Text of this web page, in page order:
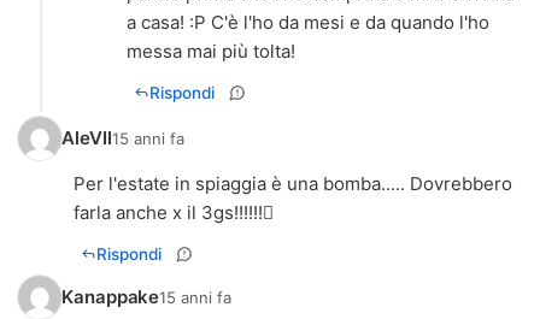
a casa! :P C'è l'ho da mesi e da quando l'ho
messa mai più tolta!
Rispondi
AleVII15 anni fa
Per l'estate in spiaggia è una bomba..... Dovrebbero
farla anche x il 3gs!!!!!!
Rispondi
Kanappake15 anni fa